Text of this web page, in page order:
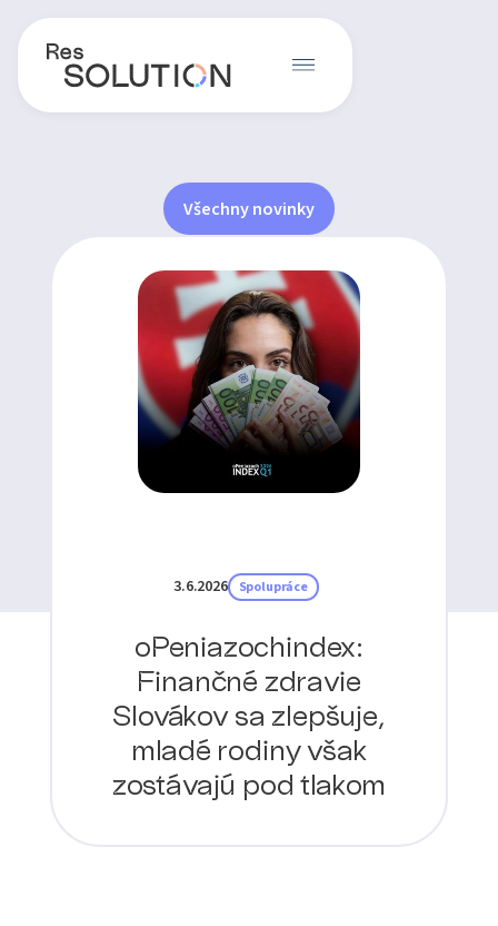
Všechny novinky
3.6.2026 Spolupráce
oPeniazochindex:
Finančné zdravie
Slovákov sa zlepšuje,
mladé rodiny však
zostávajú pod tlakom